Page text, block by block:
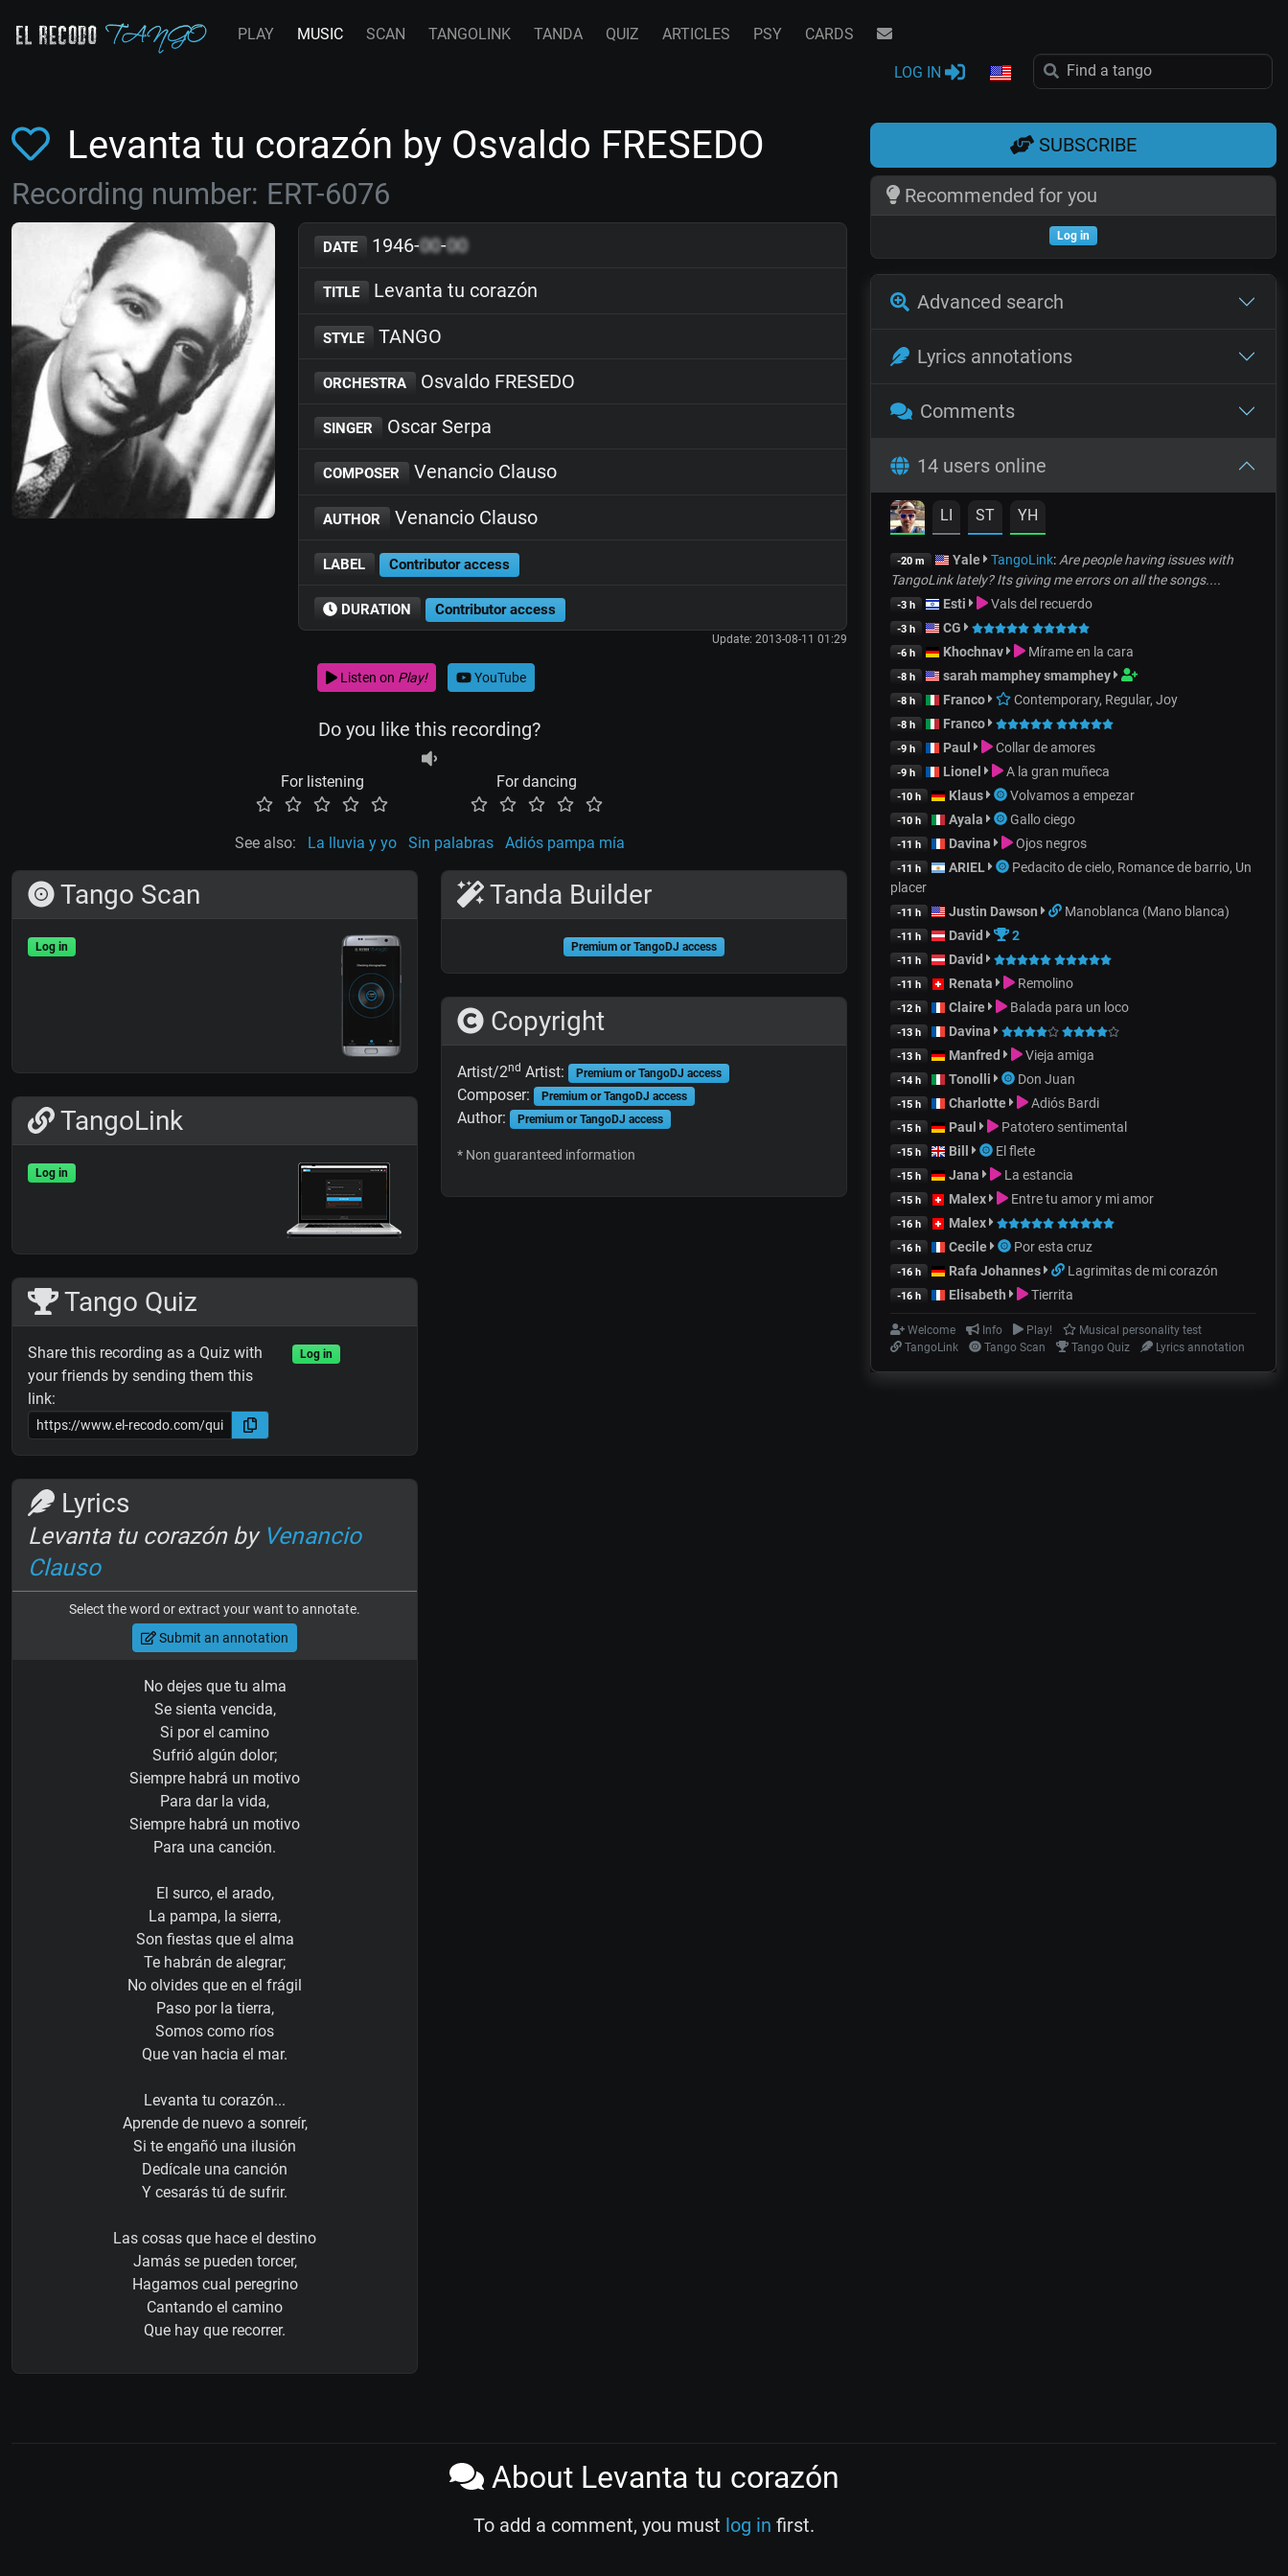
PLAY MUSIC SCAN TANGOLINK TANDA QUIZ ARTICLES PSY CARDS
LOG IN
Levanta tu corazón by Osvaldo FRESEDO
Recording number: ERT-6076
DATE 1946-00-00
TITLE Levanta tu corazón
STYLE TANGO
ORCHESTRA Osvaldo FRESEDO
SINGER Oscar Serpa
COMPOSER Venancio Clauso
AUTHOR Venancio Clauso
LABEL Contributor access
DURATION Contributor access
Update: 2013-08-11 01:29
Listen on Play! YouTube
Do you like this recording?
For listening For dancing
See also: La lluvia y yo Sin palabras Adiós pampa mía
Tango Scan
Log in
TangoLink
Log in
Tango Quiz
Share this recording as a Quiz with
your friends by sending them this
link:
Log in
Lyrics
Levanta tu corazón by Venancio
Clauso
Select the word or extract your want to annotate.
Submit an annotation
No dejes que tu alma
Se sienta vencida,
Si por el camino
Sufrió algún dolor;
Siempre habrá un motivo
Para dar la vida,
Siempre habrá un motivo
Para una canción.
El surco, el arado,
La pampa, la sierra,
Son fiestas que el alma
Te habrán de alegrar;
No olvides que en el frágil
Paso por la tierra,
Somos como ríos
Que van hacia el mar.
Levanta tu corazón...
Aprende de nuevo a sonreír,
Si te engañó una ilusión
Dedícale una canción
Y cesarás tú de sufrir.
Las cosas que hace el destino
Jamás se pueden torcer,
Hagamos cual peregrino
Cantando el camino
Que hay que recorrer.
Tanda Builder
Premium or TangoDJ access
Copyright
Artist/2nd Artist: Premium or TangoDJ access
Composer: Premium or TangoDJ access
Author: Premium or TangoDJ access
* Non guaranteed information
SUBSCRIBE
Recommended for you
Log in
Advanced search
Lyrics annotations
Comments
14 users online
LI ST YH
-20 m Yale TangoLink: Are people having issues with
TangoLink lately? Its giving me errors on all the songs....
-3 h Esti Vals del recuerdo
-3 h CG
-6 h Khochnav Mírame en la cara
-8 h sarah mamphey smamphey
-8 h Franco Contemporary, Regular, Joy
-8 h Franco
-9 h Paul Collar de amores
-9 h Lionel A la gran muñeca
-10 h Klaus Volvamos a empezar
-10 h Ayala Gallo ciego
-11 h Davina Ojos negros
-11 h ARIEL
Pedacito de cielo, Romance de barrio, Un
placer
-11 h Justin Dawson Manoblanca (Mano blanca)
-11 h David 2
-11 h David
-11 h Renata Remolino
-12 h Claire Balada para un loco
-13 h Davina
-13 h Manfred Vieja amiga
-14 h Tonolli Don Juan
-15 h Charlotte Adiós Bardi
-15 h Paul Patotero sentimental
-15 h Bill El flete
-15 h Jana La estancia
-15 h Malex Entre tu amor y mi amor
-16 h Malex
-16 h Cecile Por esta cruz
-16 h Rafa Johannes Lagrimitas de mi corazón
-16 h Elisabeth Tierrita
Welcome Info Play!
Musical personality test
TangoLink
Tango Scan Tango Quiz Lyrics annotation
About Levanta tu corazón
To add a comment, you must log in first.